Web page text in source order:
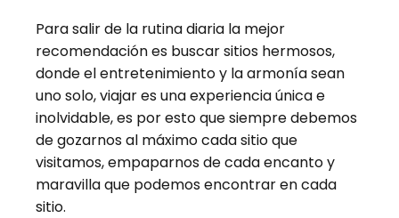
Para salir de la rutina diaria la mejor
recomendación es buscar sitios hermosos,
donde el entretenimiento y la armonía sean
uno solo, viajar es una experiencia única e
inolvidable, es por esto que siempre debemos
de gozarnos al máximo cada sitio que
visitamos, empaparnos de cada encanto y
maravilla que podemos encontrar en cada
sitio.